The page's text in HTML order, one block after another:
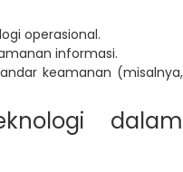
operasional.
informasi.
keamanan (misalnya,
dalam